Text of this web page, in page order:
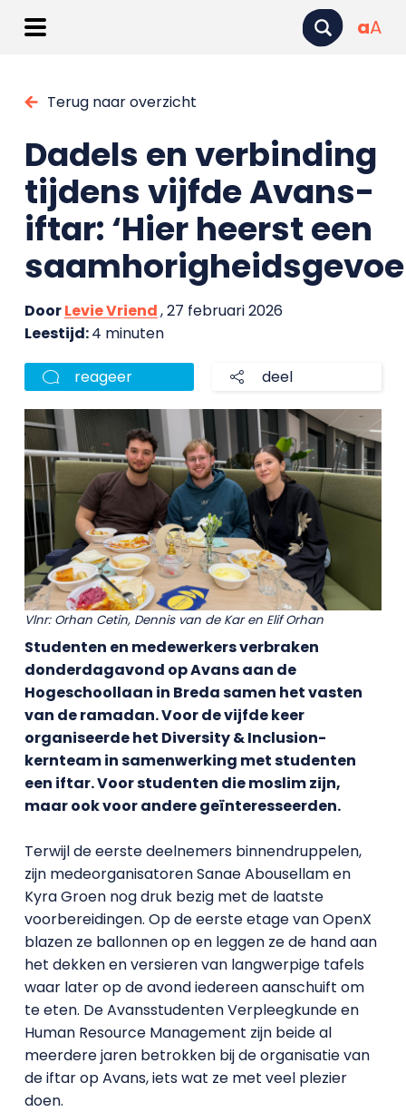
aA
Terug naar overzicht
Dadels en verbinding
tijdens vijfde Avans-
iftar: ‘Hier heerst een
DoorLevie Vriend, 27 februari 2026
Leestijd:4 minuten
reageer deel
Vlnr: Orhan Cetin, Dennis van de Kar en Elif Orhan
Studenten en medewerkers verbraken
donderdagavond op Avans aan de
Hogeschoollaan in Breda samen het vasten
van de ramadan. Voor de vijfde keer
organiseerde het Diversity & Inclusion-
kernteam in samenwerking met studenten
een iftar. Voor studenten die moslim zijn,
maar ook voor andere geïnteresseerden.
Terwijl de eerste deelnemers binnendruppelen,
zijn medeorganisatoren Sanae Abousellam en
Kyra Groen nog druk bezig met de laatste
voorbereidingen. Op de eerste etage van OpenX
blazen ze ballonnen op en leggen ze de hand aan
het dekken en versieren van langwerpige tafels
waar later op de avond iedereen aanschuift om
te eten. De Avansstudenten Verpleegkunde en
Human Resource Management zijn beide al
meerdere jaren betrokken bij de organisatie van
de iftar op Avans, iets wat ze met veel plezier
doen.